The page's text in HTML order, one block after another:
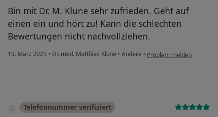
Bin mit Dr. M. Klune sehr zufrieden. Geht auf
einen ein und hört zu! Kann die schlechten
Bewertungen nicht nachvollziehen.
19. März 2025 • Dr. med. Matthias Klune • Andere • Problem melden
Telefonnummer verifiziert